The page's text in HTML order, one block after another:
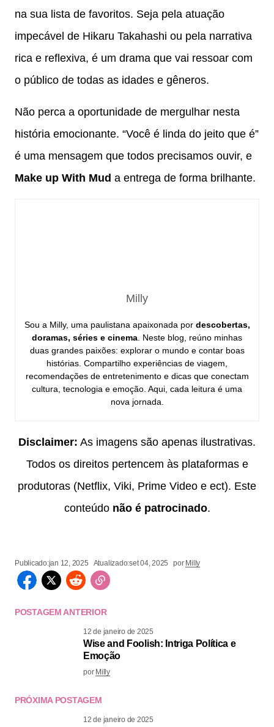
na sua lista de favoritos. Seja pela atuação
impecável de Hikaru Takahashi ou pela narrativa
rica e reflexiva, é um drama que vai ressoar com
o público de todas as idades e gêneros.
Não perca a oportunidade de mergulhar nesta
história emocionante. “Você é linda do jeito que é”
é uma mensagem que todos precisamos ouvir, e
Make up With Mud a entrega de forma brilhante.
Milly
Sou a Milly, uma paulistana apaixonada por descobertas,
doramas, séries e cinema . Neste blog, reúno minhas
duas grandes paixões: explorar o mundo e contar boas
histórias. Compartilho experiências de viagem,
recomendações de entretenimento e dicas que conectam
cultura, tecnologia e emoção. Aqui, cada leitura é uma
nova jornada.
Disclaimer: As imagens são apenas ilustrativas.
Todos os direitos pertencem às plataformas e
produtoras (Netflix, Viki, Prime Video e ect). Este
conteúdo não é patrocinado.
Publicado:jan 12, 2025 Atualizado:set 04, 2025 por Milly
POSTAGEM ANTERIOR
12 de janeiro de 2025
Wise and Foolish: Intriga Política e
Emoção
por Milly
PRÓXIMA POSTAGEM
12 de janeiro de 2025